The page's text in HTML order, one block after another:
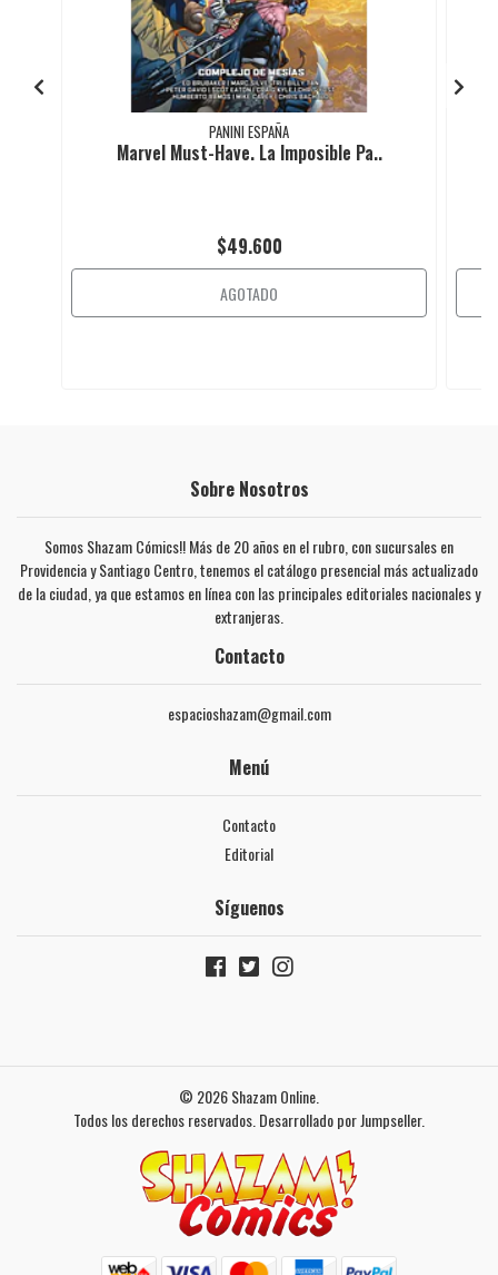
PANINI ESPAÑA
Marvel Must-Have. La Imposible Pa..
$49.600
AGOTADO
Sobre Nosotros
Somos Shazam Cómics!! Más de 20 años en el rubro, con sucursales en
Providencia y Santiago Centro, tenemos el catálogo presencial más actualizado
de la ciudad, ya que estamos en línea con las principales editoriales nacionales y
extranjeras.
Contacto
espacioshazam@gmail.com
Menú
Contacto
Editorial
Síguenos
© 2026 Shazam Online.
Todos los derechos reservados. Desarrollado por Jumpseller.